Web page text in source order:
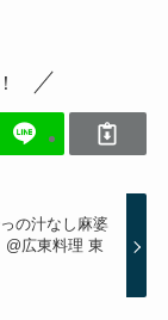
の汁なし麻婆
@広東料理 東